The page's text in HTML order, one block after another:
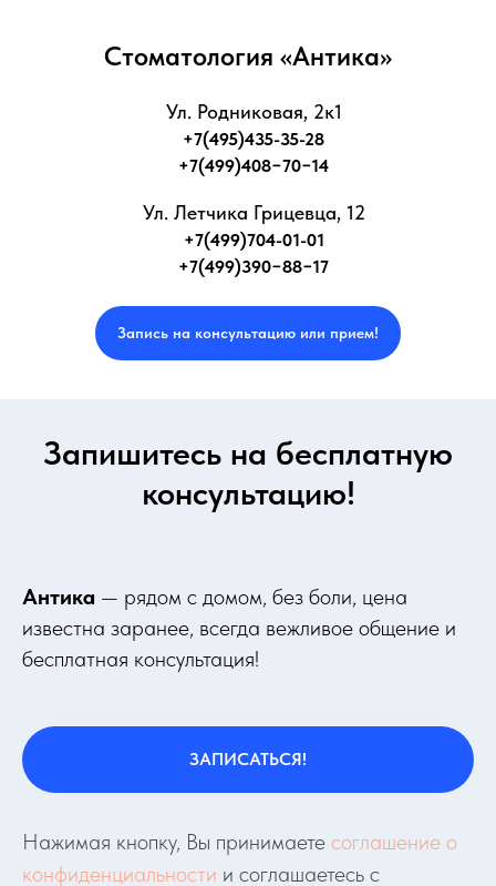
Стоматология «Антика»
Ул. Родниковая, 2к1
+7(495)435-35-28
+7(499)408−70−14
Ул. Летчика Грицевца, 12
+7(499)704-01-01
+7(499)390−88−17
Запись на консультацию или прием!
Запишитесь на бесплатную
консультацию!
Антика — рядом с домом, без боли, цена
известна заранее, всегда вежливое общение и
бесплатная консультация!
ЗАПИСАТЬСЯ!
Нажимая кнопку, Вы принимаете соглашение о
конфиденциальности и соглашаетесь с